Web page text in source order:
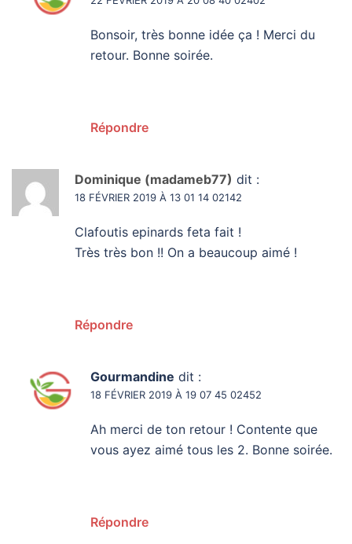
Bonsoir, très bonne idée ça ! Merci du
retour. Bonne soirée.
Répondre
Dominique (madameb77) dit :
18 FÉVRIER 2019 À 13 01 14 02142
Clafoutis epinards feta fait !
Très très bon !! On a beaucoup aimé !
Répondre
Gourmandine dit :
18 FÉVRIER 2019 À 19 07 45 02452
Ah merci de ton retour ! Contente que
vous ayez aimé tous les 2. Bonne soirée.
Répondre